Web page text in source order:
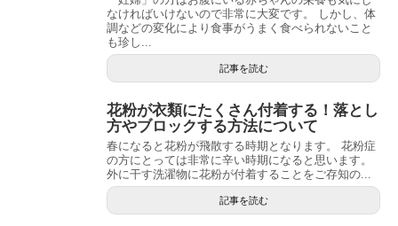
なければいけないので非常に大変です。 しかし、体
調などの変化により食事がうまく食べられないこと
も珍し...
記事を読む
花粉が衣類にたくさん付着する！落とし
方やブロックする方法について
春になると花粉が飛散する時期となります。 花粉症
の方にとっては非常に辛い時期になると思います。
外に干す洗濯物に花粉が付着することをご存知の...
記事を読む